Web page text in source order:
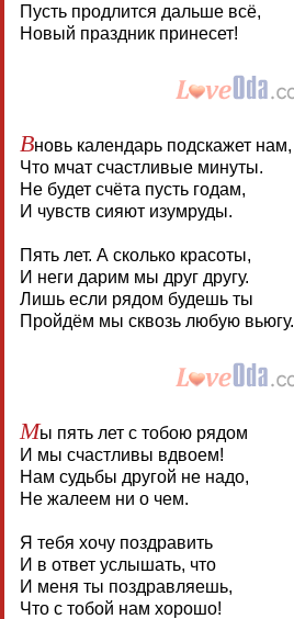
Пусть продлится дальше всё,
Новый праздник принесет!
Вновь календарь подскажет нам,
Что мчат счастливые минуты.
Не будет счёта пусть годам,
И чувств сияют изумруды.
Пять лет. А сколько красоты,
И неги дарим мы друг другу.
Лишь если рядом будешь ты
Пройдём мы сквозь любую вьюгу.
Мы пять лет с тобою рядом
И мы счастливы вдвоем!
Нам судьбы другой не надо,
Не жалеем ни о чем.
Я тебя хочу поздравить
И в ответ услышать, что
И меня ты поздравляешь,
Что с тобой нам хорошо!